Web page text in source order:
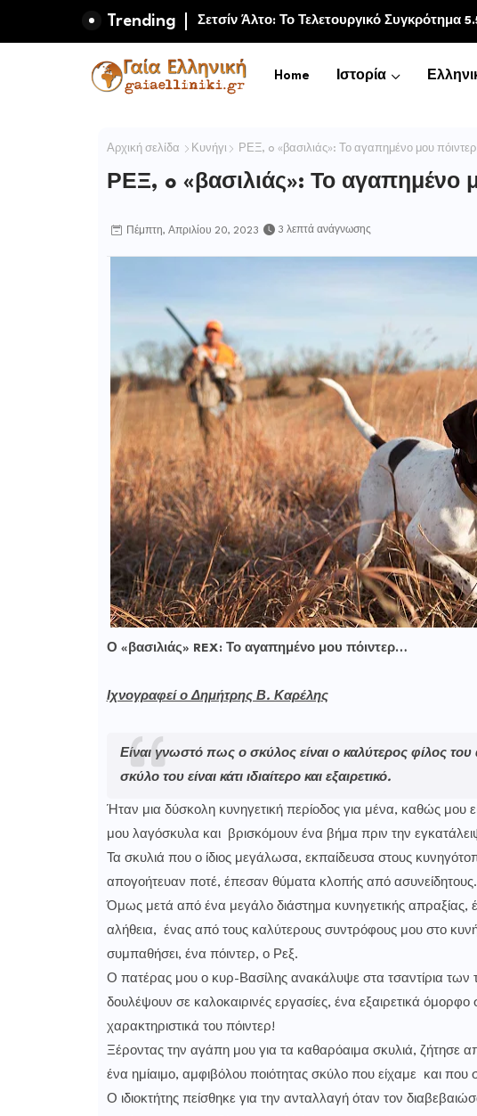
Trending Μαμούθ και πρώιμη ανθρώπινη κοινωνία
Home Ιστορία
Αρχική σελίδα Κυνήγι ΡΕΞ, o «βασιλιάς»: Το αγαπημένο μου
ΡΕΞ, o «βασιλιάς»: Το αγαπημένο
Πέμπτη, Απριλίου 20, 2023 3 λεπτά ανάγνωσης
Ο «βασιλιάς» REX: Το αγαπημένο μου πόιντερ…
Ιχνογραφεί ο Δημήτρης Β. Καρέλης
Είναι γνωστό πως ο σκύλος είναι ο καλύτερος φίλος
σκύλο του είναι κάτι ιδιαίτερο και εξαιρετικό.
Ήταν μια δύσκολη κυνηγετική περίοδος για μένα, καθώς μου
μου λαγόσκυλα και βρισκόμουν ένα βήμα πριν την
Τα σκυλιά που ο ίδιος μεγάλωσα, εκπαίδευσα στους
απογοήτευαν ποτέ, έπεσαν θύματα κλοπής από ασυνείδητους.
Όμως μετά από ένα μεγάλο διάστημα κυνηγετικής απραξίας,
αλήθεια, ένας από τους καλύτερους συντρόφους μου στο
συμπαθήσει, ένα πόιντερ, ο Ρεξ.
Ο πατέρας μου ο κυρ-Βασίλης ανακάλυψε στα τσαντίρια των
δουλέψουν σε καλοκαιρινές εργασίες, ένα εξαιρετικά
χαρακτηριστικά του πόιντερ!
Ξέροντας την αγάπη μου για τα καθαρόαιμα σκυλιά, ζήτησε
ένα ημίαιμο, αμφιβόλου ποιότητας σκύλο που είχαμε και που
Ο ιδιοκτήτης πείσθηκε για την ανταλλαγή όταν τον